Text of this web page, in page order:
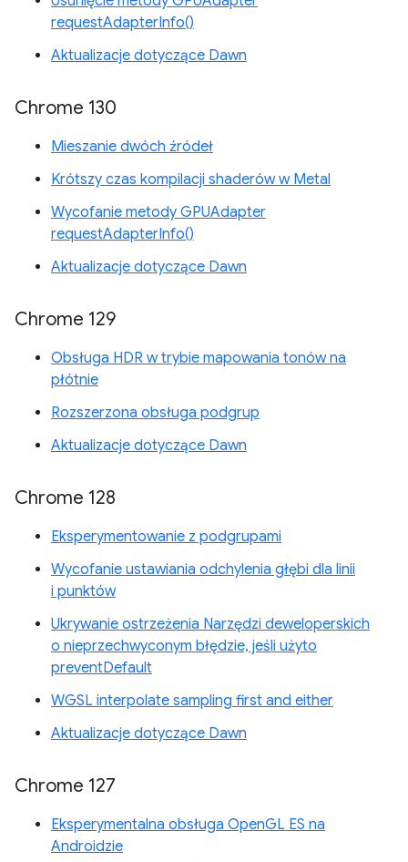
requestAdapterInfo()
Aktualizacje dotyczące Dawn
Chrome 130
Mieszanie dwóch źródeł
Krótszy czas kompilacji shaderów w Metal
Wycofanie metody GPUAdapter
requestAdapterInfo()
Aktualizacje dotyczące Dawn
Chrome 129
Obsługa HDR w trybie mapowania tonów na
płótnie
Rozszerzona obsługa podgrup
Aktualizacje dotyczące Dawn
Chrome 128
Eksperymentowanie z podgrupami
Wycofanie ustawiania odchylenia głębi dla linii
i punktów
Ukrywanie ostrzeżenia Narzędzi deweloperskich
o nieprzechwyconym błędzie, jeśli użyto
preventDefault
WGSL interpolate sampling first and either
Aktualizacje dotyczące Dawn
Chrome 127
Eksperymentalna obsługa OpenGL ES na
Androidzie